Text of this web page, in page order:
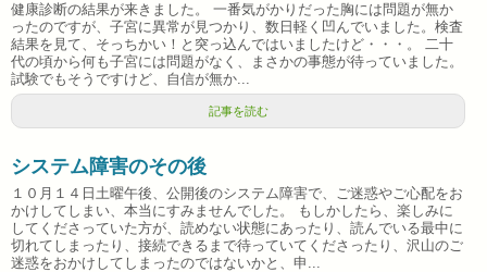
健康診断の結果が来きました。 一番気がかりだった胸には問題が無か
ったのですが、子宮に異常が見つかり、数日軽く凹んでいました。検査
結果を見て、そっちかい！と突っ込んではいましたけど・・・。 二十
代の頃から何も子宮には問題がなく、まさかの事態が待っていました。
試験でもそうですけど、自信が無か...
記事を読む
システム障害のその後
１０月１４日土曜午後、公開後のシステム障害で、ご迷惑やご心配をお
かけしてしまい、本当にすみませんでした。 もしかしたら、楽しみに
してくださっていた方が、読めない状態にあったり、読んでいる最中に
切れてしまったり、接続できるまで待っていてくださったり、沢山のご
迷惑をおかけしてしまったのではないかと、申...